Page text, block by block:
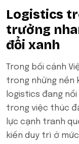
Logistics
trưởng
đổi xanh
Trong bối cảnh
trong những nền
logistics đang
trong việc thúc
lực cạnh tranh
kiến duy trì ở